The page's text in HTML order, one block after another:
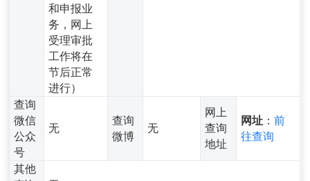
和申报业
务，网上
受理审批
工作将在
节后正常
进行）
查询
微信
公众
号
无
查询
微博
无
网上
查询
地址
网址 ：前
往查询
其他